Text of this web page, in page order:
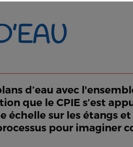
d’eau avec
que le CPIE s’est
échelle sur les étangs
pour imaginer